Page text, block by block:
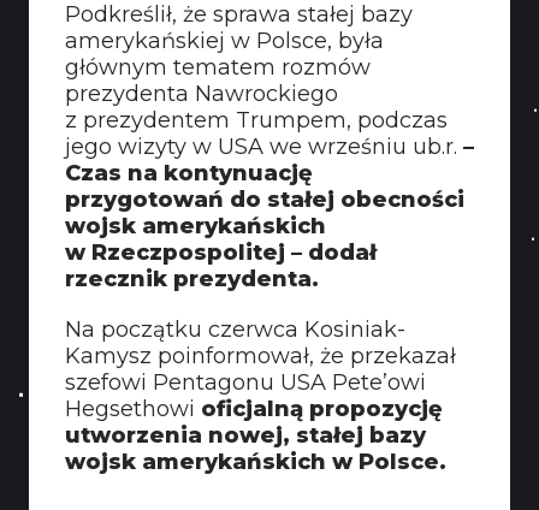
Podkreślił, że sprawa stałej bazy
amerykańskiej w Polsce, była
głównym tematem rozmów
prezydenta Nawrockiego
z prezydentem Trumpem, podczas
jego wizyty w USA we wrześniu ub.r. –
Czas na kontynuację
przygotowań do stałej obecności
wojsk amerykańskich
w Rzeczpospolitej – dodał
rzecznik prezydenta.
Na początku czerwca Kosiniak-
Kamysz poinformował, że przekazał
szefowi Pentagonu USA Pete’owi
Hegsethowi oficjalną propozycję
utworzenia nowej, stałej bazy
wojsk amerykańskich w Polsce.